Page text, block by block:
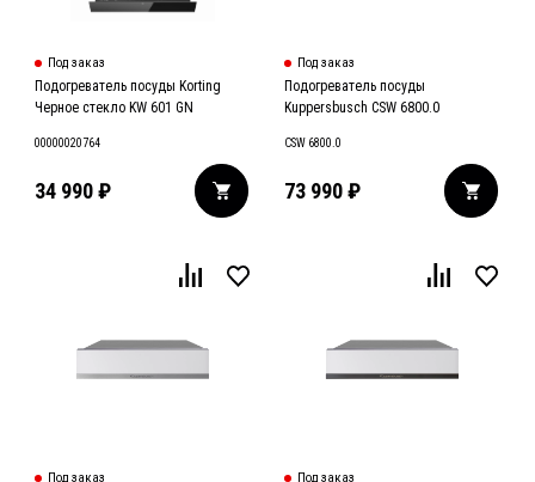
Под заказ
Подогреватель посуды Korting
Черное стекло KW 601 GN
00000020764
34 990₽
Под заказ
Подогреватель посуды
Kuppersbusch CSW 6800.0
CSW 6800.0
73 990 ₽
Под заказ Под заказ